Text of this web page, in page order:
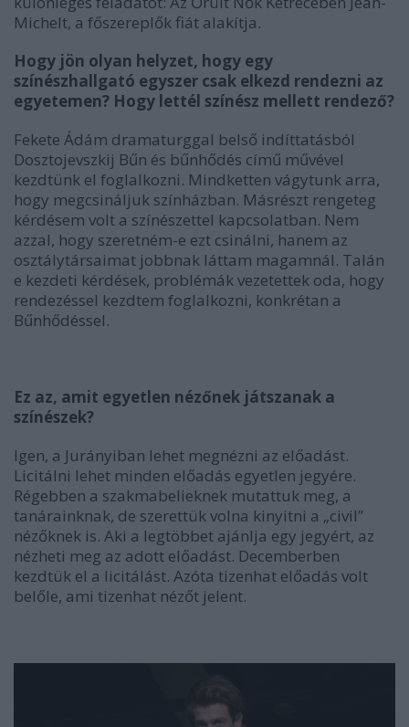
Michelt, a főszereplők fiát alakítja.
Hogy jön olyan helyzet, hogy egy
színészhallgató egyszer csak elkezd rendezni az
egyetemen? Hogy lettél színész mellett rendező?
Fekete Ádám dramaturggal belső indíttatásból
Dosztojevszkij Bűn és bűnhődés című művével
kezdtünk el foglalkozni. Mindketten vágytunk arra,
hogy megcsináljuk színházban. Másrészt rengeteg
kérdésem volt a színészettel kapcsolatban. Nem
azzal, hogy szeretném-e ezt csinálni, hanem az
osztálytársaimat jobbnak láttam magamnál. Talán
e kezdeti kérdések, problémák vezetettek oda, hogy
rendezéssel kezdtem foglalkozni, konkrétan a
Bűnhődéssel.
Ez az, amit egyetlen nézőnek játszanak a
színészek?
Igen, a Jurányiban lehet megnézni az előadást.
Licitálni lehet minden előadás egyetlen jegyére.
Régebben a szakmabelieknek mutattuk meg, a
tanárainknak, de szerettük volna kinyitni a „civil”
nézőknek is. Aki a legtöbbet ajánlja egy jegyért, az
nézheti meg az adott előadást. Decemberben
kezdtük el a licitálást. Azóta tizenhat előadás volt
belőle, ami tizenhat nézőt jelent.